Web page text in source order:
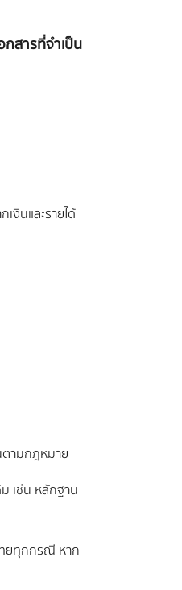
สารที่จำเป็น
งินและรายได้
ามกฎหมาย
เช่น หลักฐาน
ทยทุกกรณี หาก